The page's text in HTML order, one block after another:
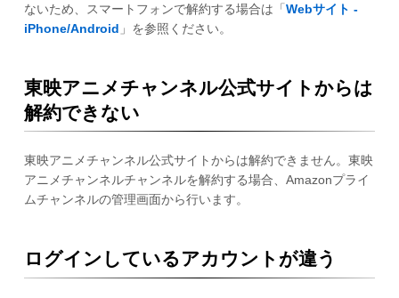
ないため、スマートフォンで解約する場合は「 Webサイト -
iPhone/Android 」を参照ください。
東映アニメチャンネル公式サイトからは
解約できない
東映アニメチャンネル公式サイトからは解約できません。東映
アニメチャンネルチャンネルを解約する場合、Amazonプライ
ムチャンネルの管理画面から行います。
ログインしているアカウントが違う